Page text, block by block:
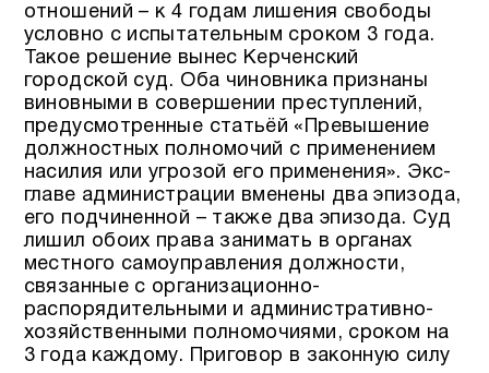
отношений – к 4 годам лишения свободы
условно с испытательным сроком 3 года.
Такое решение вынес Керченский
городской суд. Оба чиновника признаны
виновными в совершении преступлений,
предусмотренные статьёй «Превышение
должностных полномочий с применением
насилия или угрозой его применения». Экс-
главе администрации вменены два эпизода,
его подчиненной – также два эпизода. Суд
лишил обоих права занимать в органах
местного самоуправления должности,
связанные с организационно-
распорядительными и административно-
хозяйственными полномочиями, сроком на
3 года каждому. Приговор в законную силу